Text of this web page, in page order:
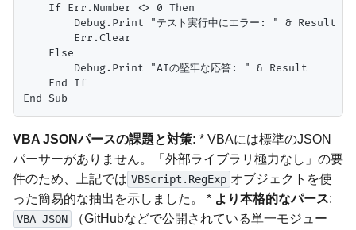
    If Err.Number <> 0 Then
Debug.Print "テスト実行中にエラー: " & Result '
        Err.Clear
    Else
        Debug.Print "AIの堅牢な応答: " & Result
    End If
VBA JSONパースの課題と対策: * VBAには標準のJSON
パーサーがありません。「外部ライブラリ極力なし」の要
件のため、上記では VBScript.RegExp オブジェクトを使
った簡易的な抽出を示しました。 * より本格的なパース:
VBA-JSON
（GitHubなどで公開されている単一モジュー